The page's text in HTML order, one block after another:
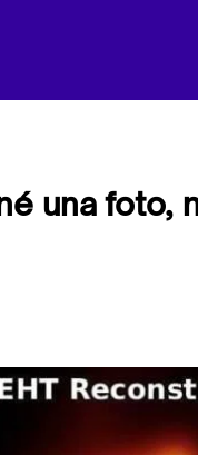
una foto,